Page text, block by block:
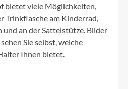
bietet viele Möglichkeiten,
Trinkflasche am Kinderrad,
und an der Sattelstütze. Bilder
Sie selbst, welche
Ihnen bietet.